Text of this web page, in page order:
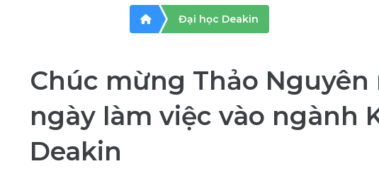
Đại học Deakin
Chúc mừng Thảo Nguyên
ngày làm việc vào ngành
Deakin